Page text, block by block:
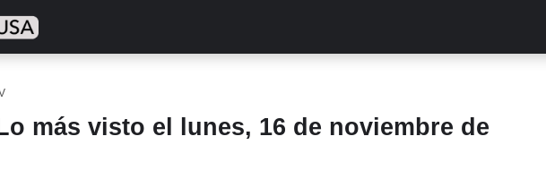
más visto el lunes, 16 de noviembre de